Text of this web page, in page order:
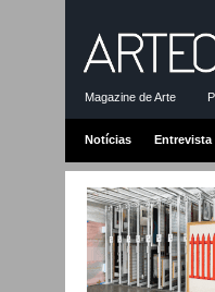
Magazine de Arte
Notícias Entrevista